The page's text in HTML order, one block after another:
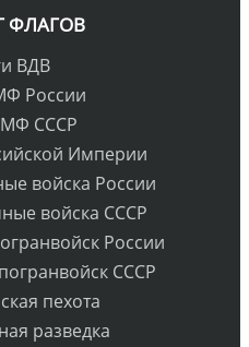
ФЛАГОВ
ВДВ
России
СССР
Империи
войска России
войска СССР
России
СССР
пехота
разведка